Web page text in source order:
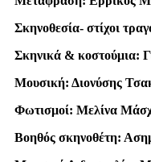
Σκηνοθεσία- στίχοι
Σκηνικά & κοστούμια:
Μουσική: Διονύσης
Φωτισμοί: Μελίνα
Βοηθός σκηνοθέτη: